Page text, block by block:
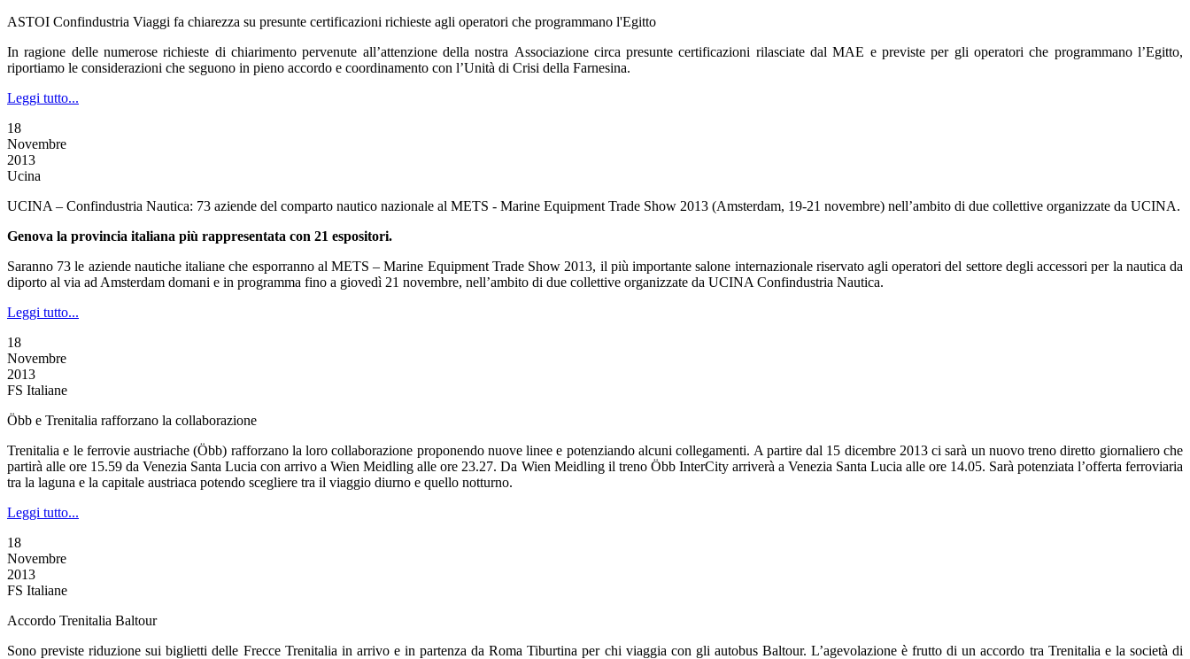
ASTOI Confindustria Viaggi fa chiarezza su presunte certificazioni richieste agli operatori che programmano l'Egitto
In ragione delle numerose richieste di chiarimento pervenute all’attenzione della nostra Associazione circa presunte certificazioni rilasciate dal MAE e previste per gli operatori che programmano l’Egitto,
riportiamo le considerazioni che seguono in pieno accordo e coordinamento con l’Unità di Crisi della Farnesina.
Leggi tutto...
18
Novembre
2013
Ucina
UCINA – Confindustria Nautica: 73 aziende del comparto nautico nazionale al METS - Marine Equipment Trade Show 2013 (Amsterdam, 19-21 novembre) nell’ambito di due collettive organizzate da UCINA.
Genova la provincia italiana più rappresentata con 21 espositori.
Saranno 73 le aziende nautiche italiane che esporranno al METS – Marine Equipment Trade Show 2013, il più importante salone internazionale riservato agli operatori del settore degli accessori per la nautica da
diporto al via ad Amsterdam domani e in programma fino a giovedì 21 novembre, nell’ambito di due collettive organizzate da UCINA Confindustria Nautica.
Leggi tutto...
18
Novembre
2013
FS Italiane
Öbb e Trenitalia rafforzano la collaborazione
Trenitalia e le ferrovie austriache (Öbb) rafforzano la loro collaborazione proponendo nuove linee e potenziando alcuni collegamenti. A partire dal 15 dicembre 2013 ci sarà un nuovo treno diretto giornaliero che
partirà alle ore 15.59 da Venezia Santa Lucia con arrivo a Wien Meidling alle ore 23.27. Da Wien Meidling il treno Öbb InterCity arriverà a Venezia Santa Lucia alle ore 14.05. Sarà potenziata l’offerta ferroviaria
tra la laguna e la capitale austriaca potendo scegliere tra il viaggio diurno e quello notturno.
Leggi tutto...
18
Novembre
2013
FS Italiane
Accordo Trenitalia Baltour
Sono previste riduzione sui biglietti delle Frecce Trenitalia in arrivo e in partenza da Roma Tiburtina per chi viaggia con gli autobus Baltour. L’agevolazione è frutto di un accordo tra Trenitalia e la società di